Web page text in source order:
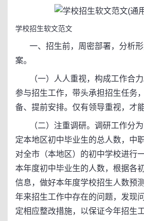
学校招生软文范文
一、招生前，周密部署，分析形
案。
（一）人人重视，构成工作合力
参与招生工作，带头承担招生任务
备、提前安排。仅有领导重视，才
（二）注重调研。调研工作分为
定本地区初中毕业生的总人数，中
对全市（本地区）的初中学校进行
本年度初中毕业生的人数，根据各
信息，做好本年度学校招生人数预
年来招生工作中存在的问题，发现
定相应整改措施，以保证今年招生